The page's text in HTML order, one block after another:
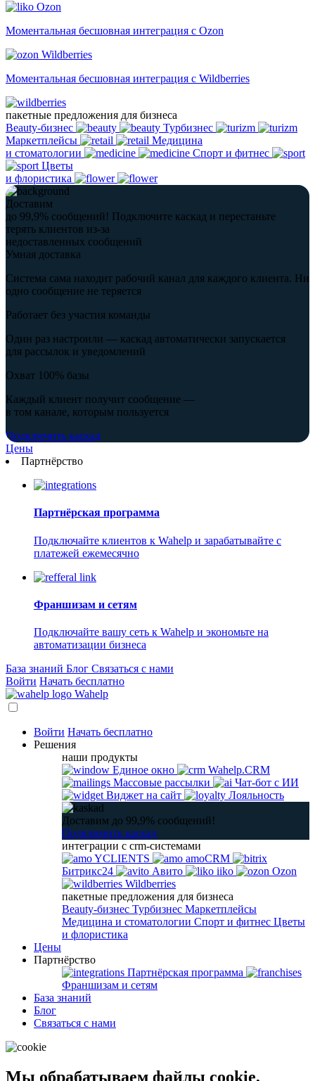
Ozon
Моментальная бесшовная интеграция с Ozon
Wildberries
Моментальная бесшовная интеграция с Wildberries
пакетные предложения для бизнеса
Beauty-бизнес
Турбизнес
Маркетплейсы
Медицина
и стоматологии
Спорт и фитнес
Цветы
и флористика
Доставим
до 99,9% сообщений! Подключите каскад и перестаньте
терять клиентов из-за
недоставленных сообщений
Умная доставка
Система сама находит рабочий канал для каждого клиента. Ни
одно сообщение не теряется
Работает без участия команды
Один раз настроили — каскад автоматически запускается
для рассылок и уведомлений
Охват 100% базы
Каждый клиент получит сообщение —
в том канале, которым пользуется
Подключить каскад
Цены
Партнёрство
Партнёрская программа
Подключайте клиентов к Wahelp и зарабатывайте с
платежей ежемесячно
Франшизам и сетям
Подключайте вашу сеть к Wahelp и экономьте на
автоматизации бизнеса
База знаний Блог Связаться с нами
Войти Начать бесплатно
Wahelp
Войти Начать бесплатно
Решения
наши продукты
Единое окно
Wahelp.CRM
Массовые рассылки
Чат-бот с ИИ
Виджет на сайт
Лояльность
Доставим до 99,9% сообщений!
Подключить каскад
интеграции с crm-системами
YCLIENTS
amoCRM
Битрикс24
Авито iiko
Ozon
Wildberries
пакетные предложения для бизнеса
Beauty-бизнес Турбизнес Маркетплейсы
Медицина и стоматологии Спорт и фитнес Цветы
и флористика
Цены
Партнёрство
Партнёрская программа
Франшизам и сетям
База знаний
Блог
Связаться с нами
Мы обрабатываем файлы cookie,